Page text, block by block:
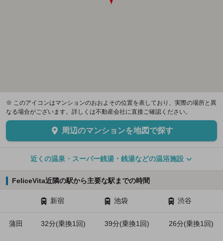
※ このアイコンはマンションのおおよその位置を表しており、実際の場所と異
なる場合がございます。詳しくは不動産会社に直接ご確認ください。
周辺のマンションを地図で探す
近くの温泉・スーパー銭湯・銭湯などの温浴施設
FeliceVita近隣の駅から主要な駅までの時間
新宿 池袋 渋谷
蒲田 32分(乗換1回) 39分(乗換1回) 26分(乗換1回)